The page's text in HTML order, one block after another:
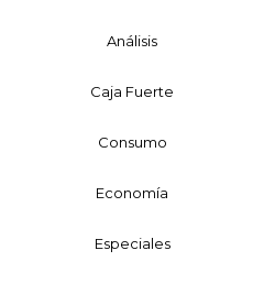
Análisis
Caja Fuerte
Consumo
Economía
Especiales